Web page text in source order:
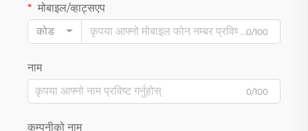
मोबाइल/व्हाट्सएप
कोड
0/100
नाम
0/100
कम्पनीको नाम